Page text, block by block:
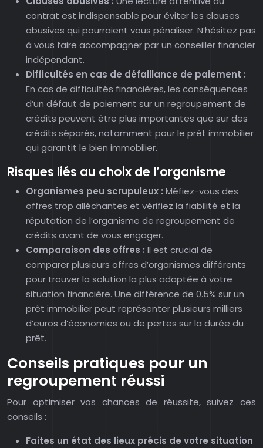
contrat est indispensable pour éviter les clauses
abusives qui pourraient vous pénaliser. N’hésitez pas
à vous faire accompagner par un conseiller financier
indépendant.
Difficultés en cas de défaillance de paiement :
En cas de difficultés financières, les conséquences
d’un défaut de paiement sur un regroupement de
crédits peuvent être plus importantes que sur des
crédits séparés, notamment pour le prêt immobilier
qui garantit le bien immobilier.
Risques liés au choix de l’organisme
Organismes peu scrupuleux : Méfiez-vous des
offres trop alléchantes et vérifiez la fiabilité et la
réputation de l’organisme de regroupement de
crédits avant de vous engager.
Comparaison des offres : Il est crucial de
comparer plusieurs offres d’organismes différents
pour trouver la solution la plus adaptée à votre
situation financière. Une différence de 0.5% sur un
prêt immobilier peut représenter plusieurs milliers
d’euros d’économies ou de pertes sur la durée du
prêt.
Conseils pratiques pour un
regroupement réussi
Pour optimiser vos chances de réussite, suivez ces
conseils :
Faites un état des lieux précis de votre situation